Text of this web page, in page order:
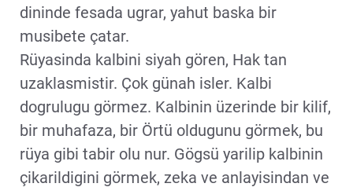
dininde fesada ugrar, yahut baska bir
musibete çatar.
Rüyasinda kalbini siyah gören, Hak tan
uzaklasmistir. Çok günah isler. Kalbi
dogrulugu görmez. Kalbinin üzerinde bir kilif,
bir muhafaza, bir Örtü oldugunu görmek, bu
rüya gibi tabir olu nur. Gögsü yarilip kalbinin
çikarildigini görmek, zeka ve anlayisindan ve